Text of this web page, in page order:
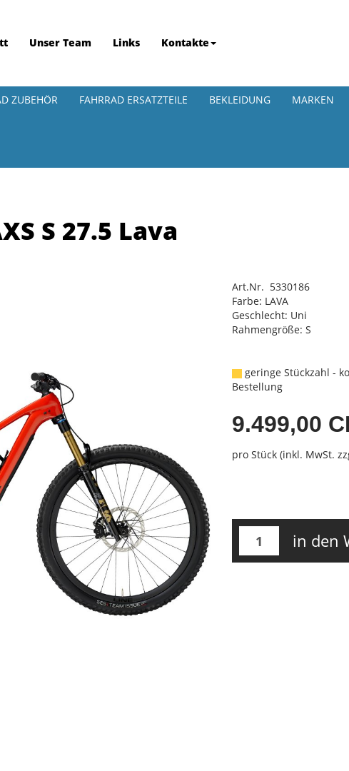
Unser Team Links Kontakte
ZUBEHÖR FAHRRAD ERSATZTEILE BEKLEIDUNG MARKEN
S 27.5 Lava
Art.Nr. 5330186
Farbe: LAVA
Geschlecht: Uni
Rahmengröße: S
geringe Stückzahl -
Bestellung
9.499,00
pro Stück (inkl. MwSt.
in den